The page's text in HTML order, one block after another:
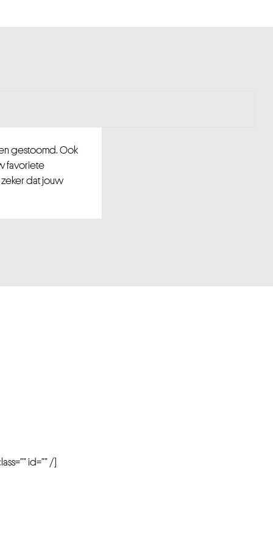
gestoomd. Ook
favoriete
dat jouw
id=”” /]